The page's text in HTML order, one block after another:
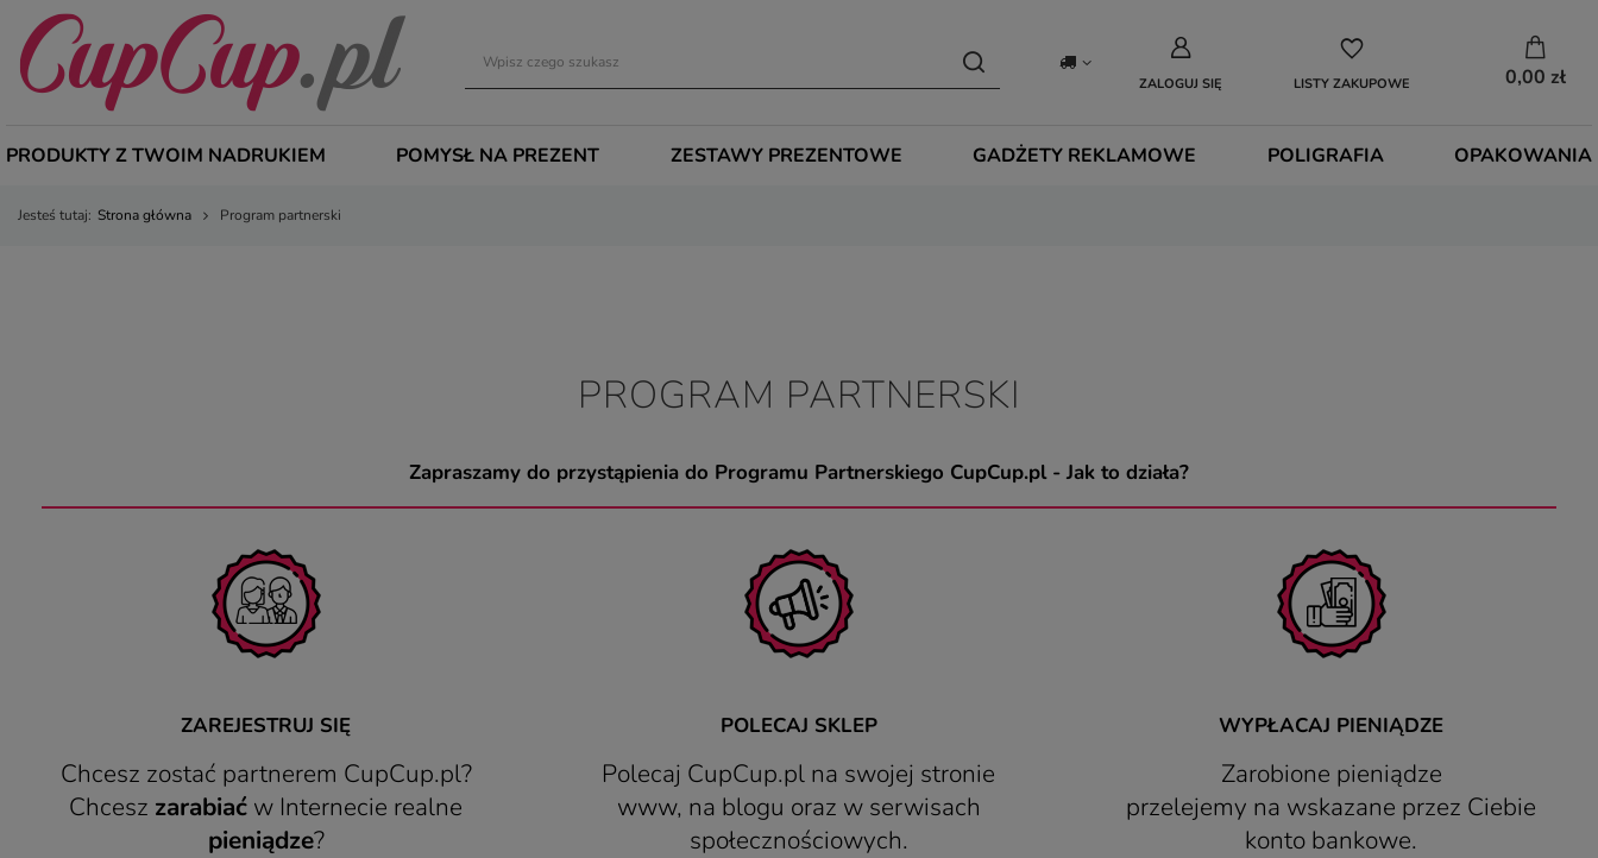
ZALOGUJ SIĘ LISTY ZAKUPOWE 0,00 zł
PRODUKTY Z TWOIM NADRUKIEM POMYSŁ NA PREZENT ZESTAWY PREZENTOWE GADŻETY REKLAMOWE POLIGRAFIA OPAKOWANIA
Jesteś tutaj: Strona główna Program partnerski
PROGRAM PARTNERSKI
Zapraszamy do przystąpienia do Programu Partnerskiego CupCup.pl - Jak to działa?
ZAREJESTRUJ SIĘ
Chcesz zostać partnerem CupCup.pl?
Chcesz zarabiać w Internecie realne
pieniądze?
POLECAJ SKLEP
Polecaj CupCup.pl na swojej stronie
www, na blogu oraz w serwisach
społecznościowych.
WYPŁACAJ PIENIĄDZE
Zarobione pieniądze
przelejemy na wskazane przez Ciebie
konto bankowe.